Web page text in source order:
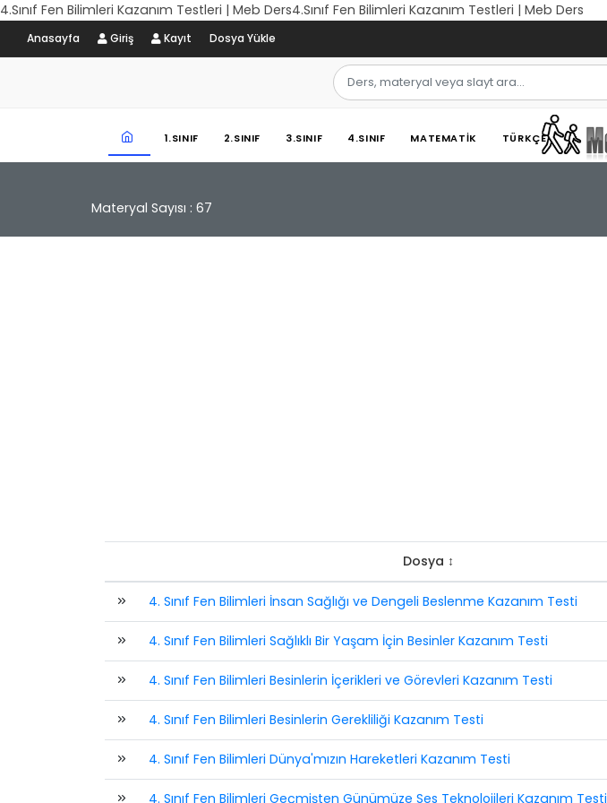
4.Sınıf Fen Bilimleri Kazanım Testleri | Meb Ders4.Sınıf Fen Bilimleri Kazanım Testleri | Meb Ders
Anasayfa Giriş Kayıt Dosya Yükle
1.SINIF 2.SINIF 3.SINIF 4.SINIF MATEMATIK TÜRKÇE
Materyal Sayısı : 67
Dosya ↕
4. Sınıf Fen Bilimleri İnsan Sağlığı ve Dengeli Beslenme Kazanım Testi
4. Sınıf Fen Bilimleri Sağlıklı Bir Yaşam İçin Besinler Kazanım Testi
4. Sınıf Fen Bilimleri Besinlerin İçerikleri ve Görevleri Kazanım Testi
4. Sınıf Fen Bilimleri Besinlerin Gerekliliği Kazanım Testi
4. Sınıf Fen Bilimleri Dünya'mızın Hareketleri Kazanım Testi
4. Sınıf Fen Bilimleri Geçmişten Günümüze Ses Teknolojileri Kazanım Testi